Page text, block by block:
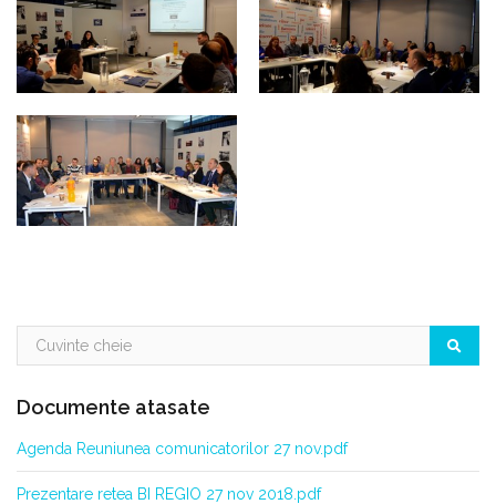
Documente atasate
Agenda Reuniunea comunicatorilor 27 nov.pdf
Prezentare retea BI REGIO 27 nov 2018.pdf